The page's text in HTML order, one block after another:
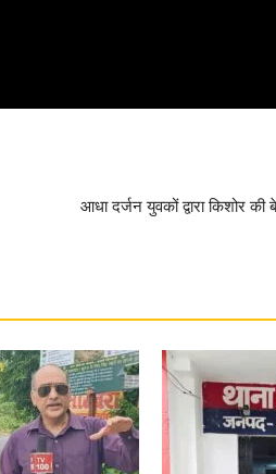
आधा दर्जन युवकों द्वारा किशोर की